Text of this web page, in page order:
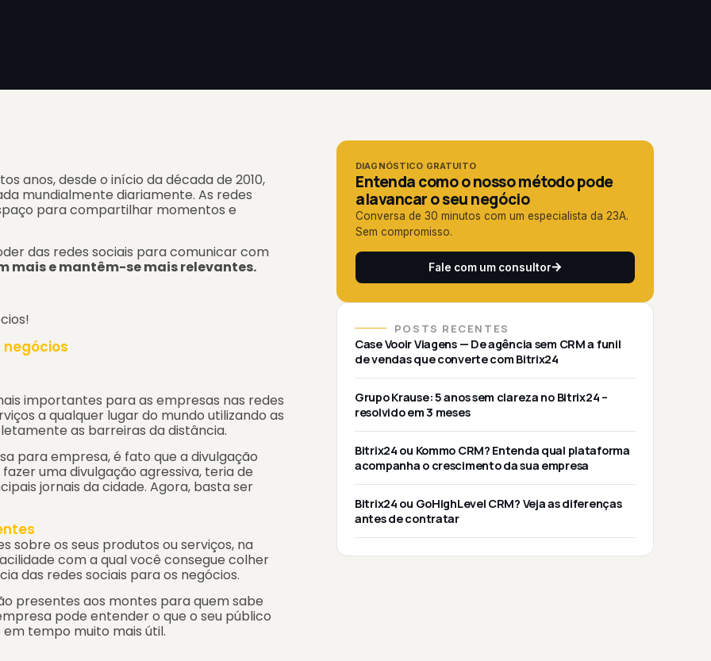
anos, desde o início da década de 2010,
mundialmente diariamente. As redes
para compartilhar momentos e
das redes sociais para comunicar com
mais e mantêm-se mais relevantes.
importantes para as empresas nas redes
a qualquer lugar do mundo utilizando as
as barreiras da distância.
para empresa, é fato que a divulgação
uma divulgação agressiva, teria de
jornais da cidade. Agora, basta ser
sobre os seus produtos ou serviços, na
com a qual você consegue colher
das redes sociais para os negócios.
presentes aos montes para quem sabe
pode entender o que o seu público
tempo muito mais útil.
DIAGNÓSTICO GRATUITO
Entenda como o nosso método pode
alavancar o seu negócio
Conversa de 30 minutos com um especialista da 23A.
Sem compromisso.
Fale com um consultor
POSTS RECENTES
Case Vooir Viagens — De agência sem CRM a funil
de vendas que converte com Bitrix24
Grupo Krause: 5 anos sem clareza no Bitrix24 –
resolvido em 3 meses
Bitrix24 ou Kommo CRM? Entenda qual plataforma
acompanha o crescimento da sua empresa
Bitrix24 ou GoHighLevel CRM? Veja as diferenças
antes de contratar